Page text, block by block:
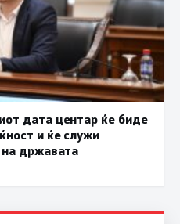
дата центар ќе биде
и ќе служи
на државата